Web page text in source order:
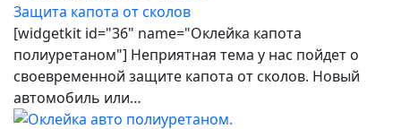
Защита капота от сколов
[widgetkit id="36" name="Оклейка капота
полиуретаном"] Неприятная тема у нас пойдет о
своевременной защите капота от сколов. Новый
автомобиль или…